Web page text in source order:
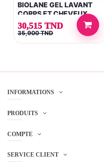
BIOLANE GEL LAVANT
CORPS ET CHEVEUX
2EN1 750ML
30,515 TND
35,900 TND
INFORMATIONS
PRODUITS
COMPTE
SERVICE CLIENT